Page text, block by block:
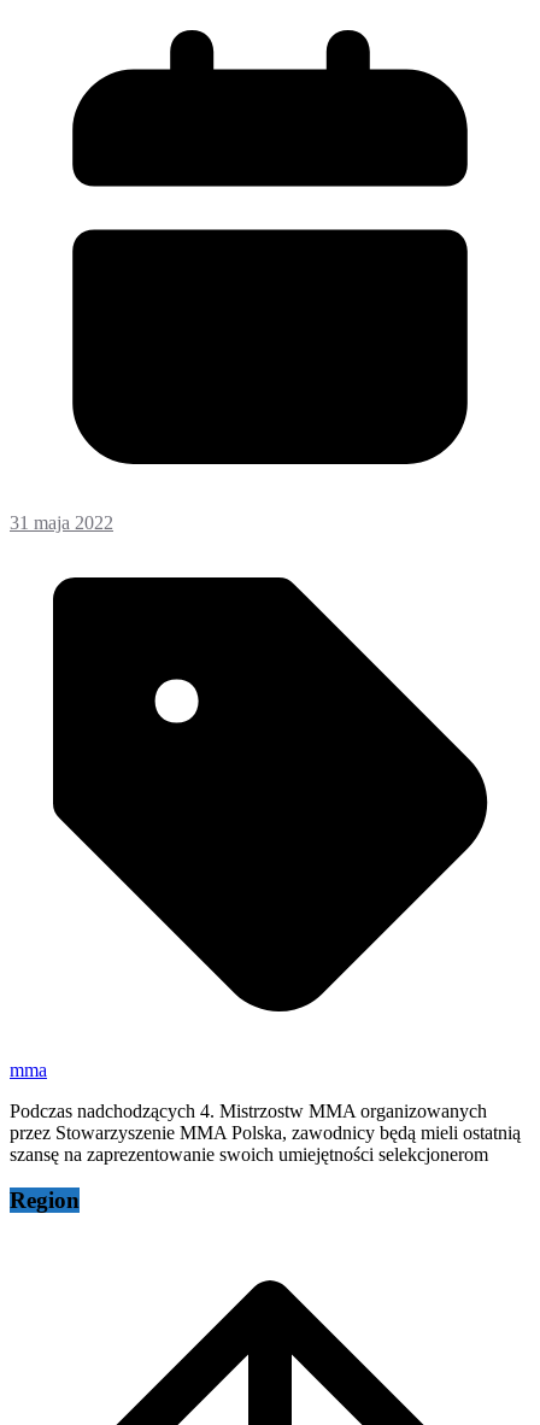
31 maja 2022
mma
Podczas nadchodzących 4. Mistrzostw MMA organizowanych
przez Stowarzyszenie MMA Polska, zawodnicy będą mieli ostatnią
szansę na zaprezentowanie swoich umiejętności selekcjonerom
Region